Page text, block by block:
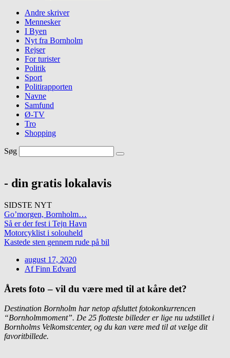
Andre skriver
Mennesker
I Byen
Nyt fra Bornholm
Rejser
For turister
Politik
Sport
Politirapporten
Navne
Samfund
Ø-TV
Tro
Shopping
Søg
- din gratis lokalavis
SIDSTE NYT
Go’morgen, Bornholm…
Så er der fest i Tejn Havn
Motorcyklist i solouheld
Kastede sten gennem rude på bil
august 17, 2020
AfFinn Edvard
Årets foto – vil du være med til at kåre det?
Destination Bornholm har netop afsluttet fotokonkurrencen
“Bornholmmoment”. De 25 flotteste billeder er lige nu udstillet i
Bornholms Velkomstcenter, og du kan være med til at vælge dit
favoritbillede.